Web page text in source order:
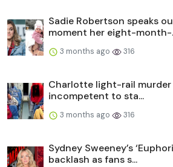
Sadie Robertson speaks
moment her eight-month-
3 months ago 316
Charlotte light-rail
incompetent to sta...
3 months ago 316
Sydney Sweeney’s
backlash as fans s...